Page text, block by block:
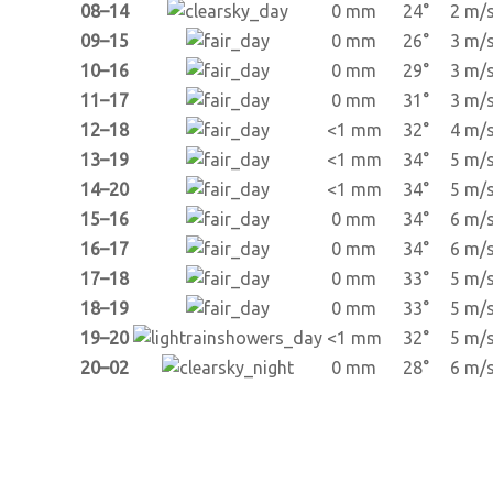
08–14
0 mm 24°
2 m/s
09–15
0 mm 26°
3 m/s
10–16
0 mm 29°
3 m/s
11–17
0 mm 31°
3 m/s
12–18
<1 mm 32°
4 m/s
13–19
<1 mm 34°
5 m/s
14–20
<1 mm 34°
5 m/s
15–16
0 mm 34°
6 m/s
16–17
0 mm 34°
6 m/s
17–18
0 mm 33°
5 m/s
18–19
0 mm 33°
5 m/s
19–20
<1 mm 32°
5 m/s
20–02
0 mm 28° 6 m/s